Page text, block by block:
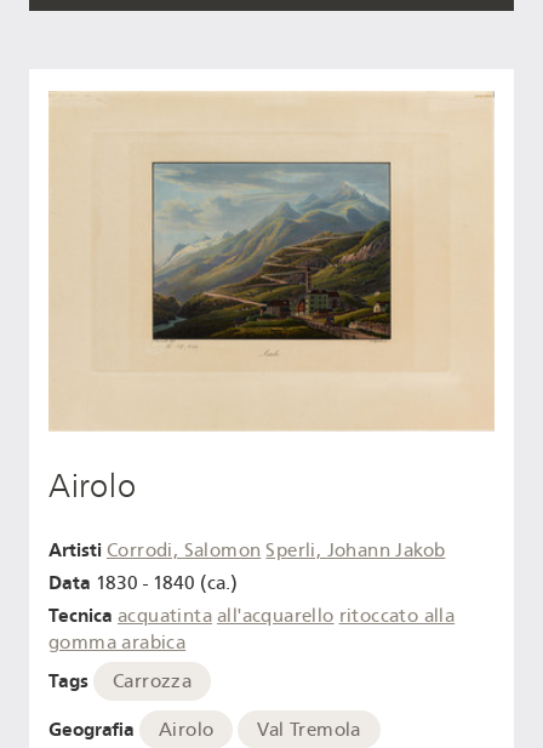
Airolo
Artisti Corrodi, Salomon Sperli, Johann Jakob
Data 1830 - 1840 (ca.)
Tecnica acquatinta all'acquarello ritoccato alla
gomma arabica
Tags Carrozza
Geografia Airolo Val Tremola